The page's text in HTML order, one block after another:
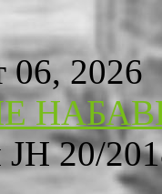
06, 2026
ЈН 20/